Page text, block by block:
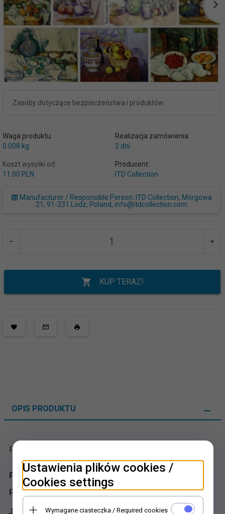
Zasoby dotyczące bezpieczeństwa i produktów
Waga produktu:
0.008 kg
Realizacja zamówienia:
2 dni
Koszt wysyłki od:
11.00 PLN
Producent:
ITD Collection
Manufacturer / Responsible Person: ITD Collection, Morgowa
21, 91-231 Lodz, Poland, info@itdcollection.com
KUP TERAZ!
OPIS PRODUKTU
Papier decoupage malarstwo - Cezanne
Paul Cézanne (1839 - 1906) – francuski malarz
postimpresjonistyczny
Jego twórczość stanowi pomost pomiędzy
Ustawienia plików cookies /
Cookies settings
Wymagane ciasteczka / Required cookies